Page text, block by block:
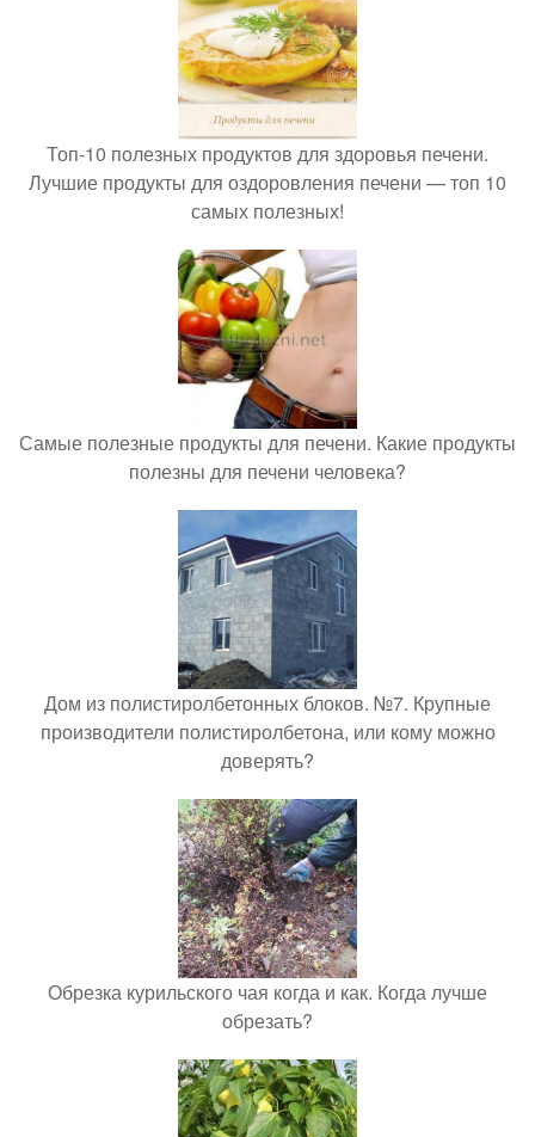
Топ-10 полезных продуктов для здоровья печени.
Лучшие продукты для оздоровления печени — топ 10
самых полезных!
Самые полезные продукты для печени. Какие продукты
полезны для печени человека?
Дом из полистиролбетонных блоков. №7. Крупные
производители полистиролбетона, или кому можно
доверять?
Обрезка курильского чая когда и как. Когда лучше
обрезать?